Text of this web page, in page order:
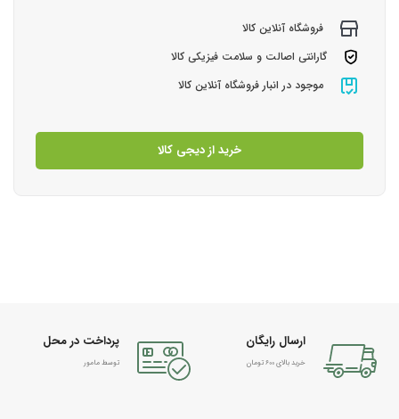
فروشگاه آنلاین کالا
گارانتی اصالت و سلامت فیزیکی کالا
موجود در انبار فروشگاه آنلاین کالا
خرید از دیجی کالا
ارسال رایگان
خرید بالای 600 تومان
پرداخت در محل
توسط مامور